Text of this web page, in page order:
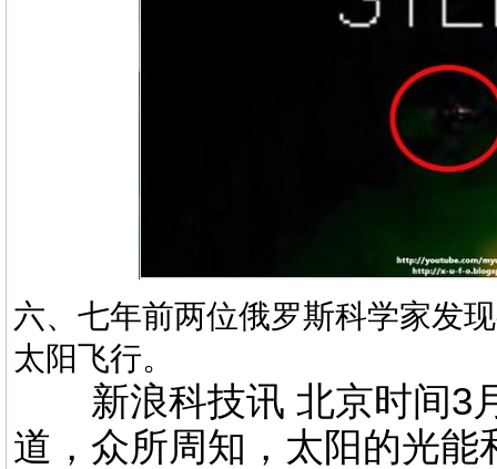
六、七年前两位俄罗斯科学家发
太阳飞行。
新浪科技讯 北京时间3
道，众所周知，太阳的光